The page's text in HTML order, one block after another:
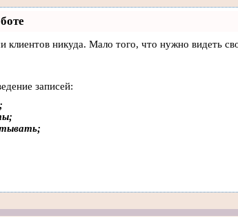
клиентов никуда. Мало того, что нужно
записей: